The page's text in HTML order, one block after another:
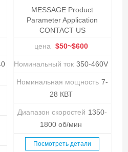
MESSAGE Product
Parameter Application
CONTACT US
цена
$50~$600
Номинальный ток 350-460V
Номинальная мощность 7-
28 КВТ
Диапазон скоростей 1350-
1800 об/мин
Посмотреть детали